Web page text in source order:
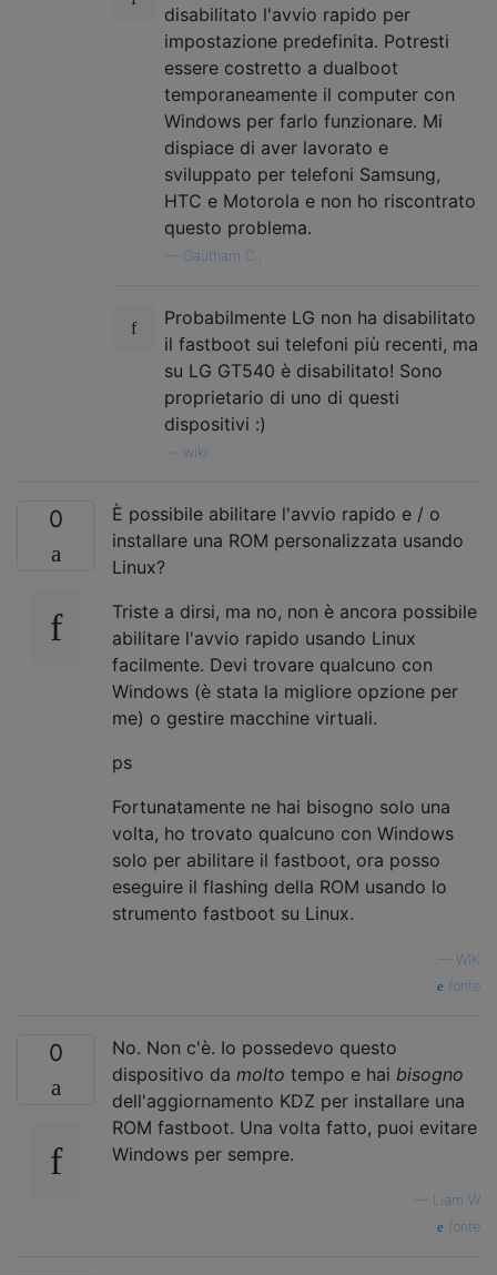
disabilitato l'avvio rapido per
impostazione predefinita. Potresti
essere costretto a dualboot
temporaneamente il computer con
Windows per farlo funzionare. Mi
dispiace di aver lavorato e
sviluppato per telefoni Samsung,
HTC e Motorola e non ho riscontrato
questo problema.
Gautham C.,
Probabilmente LG non ha disabilitato
il fastboot sui telefoni più recenti, ma
su LG GT540 è disabilitato! Sono
proprietario di uno di questi
dispositivi :)
wiki
0
È possibile abilitare l'avvio rapido e / o
installare una ROM personalizzata usando
Linux?
Triste a dirsi, ma no, non è ancora possibile
abilitare l'avvio rapido usando Linux
facilmente. Devi trovare qualcuno con
Windows (è stata la migliore opzione per
me) o gestire macchine virtuali.
ps
Fortunatamente ne hai bisogno solo una
volta, ho trovato qualcuno con Windows
solo per abilitare il fastboot, ora posso
eseguire il flashing della ROM usando lo
strumento fastboot su Linux.
WIK
fonte
0
No. Non c'è. Io possedevo questo
dispositivo da molto tempo e hai bisogno
dell'aggiornamento KDZ per installare una
ROM fastboot. Una volta fatto, puoi evitare
Windows per sempre.
Liam W
fonte